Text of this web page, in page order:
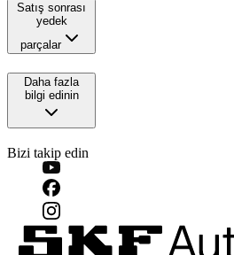
Satış sonrası
yedek
parçalar
Daha fazla
bilgi edinin
Bizi takip edin